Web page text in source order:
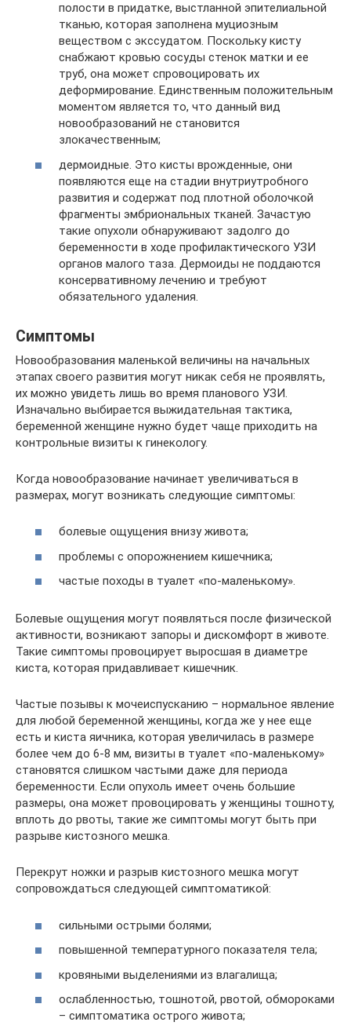
полости в придатке, выстланной эпителиальной
тканью, которая заполнена муциозным
веществом с экссудатом. Поскольку кисту
снабжают кровью сосуды стенок матки и ее
труб, она может спровоцировать их
деформирование. Единственным положительным
моментом является то, что данный вид
новообразований не становится
злокачественным;
дермоидные. Это кисты врожденные, они
появляются еще на стадии внутриутробного
развития и содержат под плотной оболочкой
фрагменты эмбриональных тканей. Зачастую
такие опухоли обнаруживают задолго до
беременности в ходе профилактического УЗИ
органов малого таза. Дермоиды не поддаются
консервативному лечению и требуют
обязательного удаления.
Симптомы
Новообразования маленькой величины на начальных
этапах своего развития могут никак себя не проявлять,
их можно увидеть лишь во время планового УЗИ.
Изначально выбирается выжидательная тактика,
беременной женщине нужно будет чаще приходить на
контрольные визиты к гинекологу.
Когда новообразование начинает увеличиваться в
размерах, могут возникать следующие симптомы:
болевые ощущения внизу живота;
проблемы с опорожнением кишечника;
частые походы в туалет «по-маленькому».
Болевые ощущения могут появляться после физической
активности, возникают запоры и дискомфорт в животе.
Такие симптомы провоцирует выросшая в диаметре
киста, которая придавливает кишечник.
Частые позывы к мочеиспусканию – нормальное явление
для любой беременной женщины, когда же у нее еще
есть и киста яичника, которая увеличилась в размере
более чем до 6-8 мм, визиты в туалет «по-маленькому»
становятся слишком частыми даже для периода
беременности. Если опухоль имеет очень большие
размеры, она может провоцировать у женщины тошноту,
вплоть до рвоты, такие же симптомы могут быть при
разрыве кистозного мешка.
Перекрут ножки и разрыв кистозного мешка могут
сопровождаться следующей симптоматикой:
сильными острыми болями;
повышенной температурного показателя тела;
кровяными выделениями из влагалища;
ослабленностью, тошнотой, рвотой, обмороками
– симптоматика острого живота;